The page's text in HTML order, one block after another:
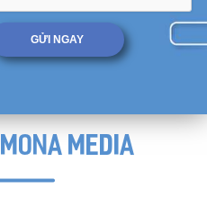
MONA MEDIA